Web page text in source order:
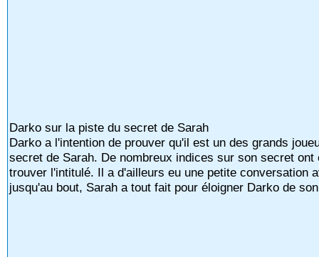
Darko sur la piste du secret de Sarah
Darko a l'intention de prouver qu'il est un des grands
secret de Sarah. De nombreux indices sur son secret
trouver l'intitulé. Il a d'ailleurs eu une petite conversation
jusqu'au bout, Sarah a tout fait pour éloigner Darko de